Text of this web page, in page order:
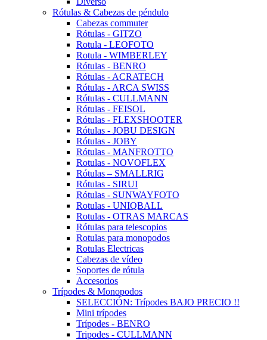
Rótulas & Cabezas de péndulo
Cabezas commuter
Rótulas - GITZO
Rotula - LEOFOTO
Rotula - WIMBERLEY
Rótulas - BENRO
Rótulas - ACRATECH
Rótulas - ARCA SWISS
Rótulas - CULLMANN
Rótulas - FEISOL
Rótulas - FLEXSHOOTER
Rótulas - JOBU DESIGN
Rótulas - JOBY
Rótulas - MANFROTTO
Rotulas - NOVOFLEX
Rótulas – SMALLRIG
Rótulas - SIRUI
Rótulas - SUNWAYFOTO
Rotulas - UNIQBALL
Rotulas - OTRAS MARCAS
Rótulas para telescopios
Rotulas para monopodos
Rotulas Electricas
Cabezas de vídeo
Soportes de rótula
Accesorios
Trípodes & Monopodos
SELECCIÓN: Trípodes BAJO PRECIO !!
Mini trípodes
Trípodes - BENRO
Tripodes - CULLMANN